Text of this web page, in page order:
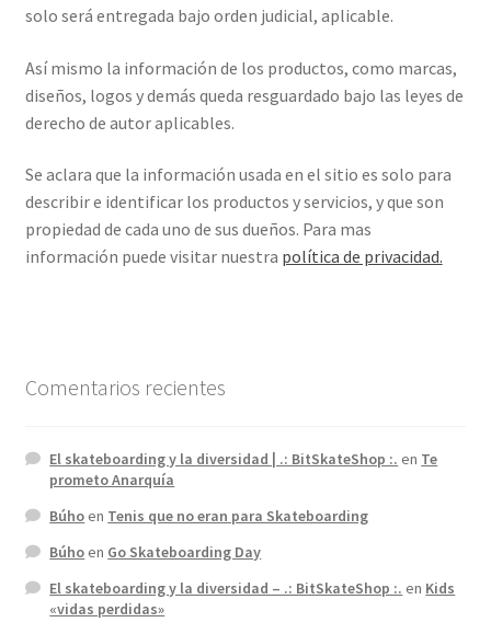
solo será entregada bajo orden judicial, aplicable.
Así mismo la información de los productos, como marcas,
diseños, logos y demás queda resguardado bajo las leyes de
derecho de autor aplicables.
Se aclara que la información usada en el sitio es solo para
describir e identificar los productos y servicios, y que son
propiedad de cada uno de sus dueños. Para mas
información puede visitar nuestra política de privacidad.
Comentarios recientes
El skateboarding y la diversidad | .: BitSkateShop :. en Te
prometo Anarquía
Búhoen Tenis que no eran para Skateboarding
Búhoen Go Skateboarding Day
El skateboarding y la diversidad – .: BitSkateShop :. en Kids
«vidas perdidas»